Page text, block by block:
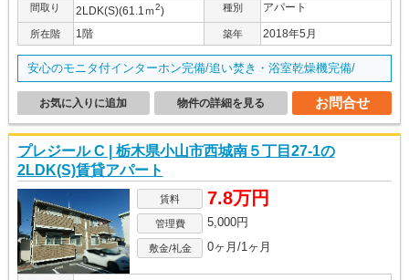
間取り 2LDK(S)(61.1ｍ2) 種別 アパート
所在階 1階 築年 2018年5月
安心のモニタ付インターホン完備/追い焚き・浴室乾燥機完備/
お問合せ
物件の詳細を見る
お気に入りに追加
プレジール C | 栃木県小山市西城南５丁目27-1の
2LDK(S)賃貸アパート
賃料 7.8万円
管理費 5,000円
敷金/礼金 0ヶ月/1ヶ月